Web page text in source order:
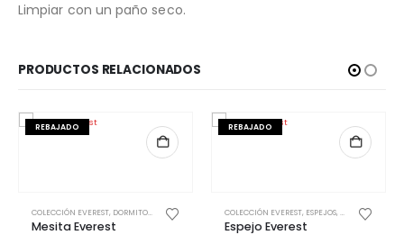
Limpiar con un paño seco.
PRODUCTOS RELACIONADOS
REBAJADO
COLECCIÓN EVEREST, DORMITORIOS ,MESITAS MOYCOR
Mesita Everest
REBAJADO
COLECCIÓN EVEREST, ESPEJOS, MOYCOR
Espejo Everest